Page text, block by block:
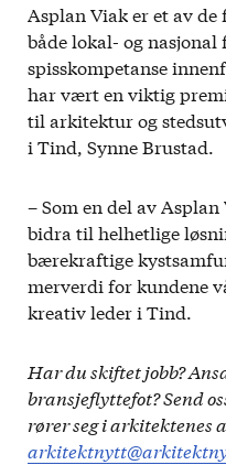
Asplan Viak er et av
både lokal- og
spisskompetanse
har vært en viktig
til arkitektur og
i Tind, Synne Brustad.
– Som en del av
bidra til helhetlige
bærekraftige
merverdi for kundene
kreativ leder i Tind.
Har du skiftet jobb?
bransjeflyttefot? Send
rører seg i arkitektenes